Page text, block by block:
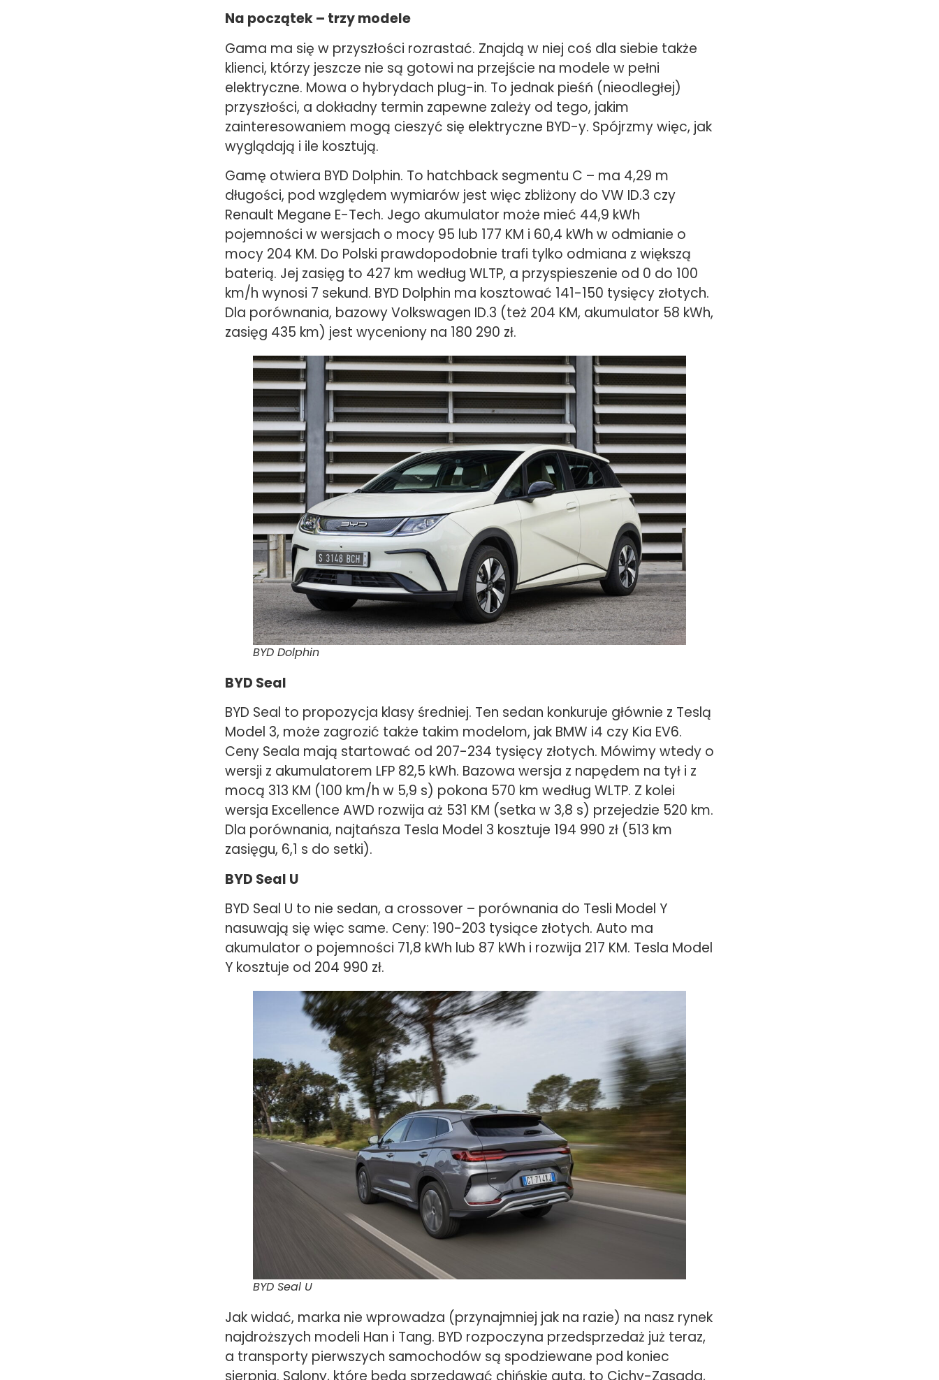
Na początek – trzy modele
Gama ma się w przyszłości rozrastać. Znajdą w niej coś dla siebie także
klienci, którzy jeszcze nie są gotowi na przejście na modele w pełni
elektryczne. Mowa o hybrydach plug-in. To jednak pieśń (nieodległej)
przyszłości, a dokładny termin zapewne zależy od tego, jakim
zainteresowaniem mogą cieszyć się elektryczne BYD-y. Spójrzmy więc, jak
wyglądają i ile kosztują.
Gamę otwiera BYD Dolphin. To hatchback segmentu C – ma 4,29 m
długości, pod względem wymiarów jest więc zbliżony do VW ID.3 czy
Renault Megane E-Tech. Jego akumulator może mieć 44,9 kWh
pojemności w wersjach o mocy 95 lub 177 KM i 60,4 kWh w odmianie o
mocy 204 KM. Do Polski prawdopodobnie trafi tylko odmiana z większą
baterią. Jej zasięg to 427 km według WLTP, a przyspieszenie od 0 do 100
km/h wynosi 7 sekund. BYD Dolphin ma kosztować 141-150 tysięcy złotych.
Dla porównania, bazowy Volkswagen ID.3 (też 204 KM, akumulator 58 kWh,
zasięg 435 km) jest wyceniony na 180 290 zł.
BYD Dolphin
BYD Seal
BYD Seal to propozycja klasy średniej. Ten sedan konkuruje głównie z Teslą
Model 3, może zagrozić także takim modelom, jak BMW i4 czy Kia EV6.
Ceny Seala mają startować od 207-234 tysięcy złotych. Mówimy wtedy o
wersji z akumulatorem LFP 82,5 kWh. Bazowa wersja z napędem na tył i z
mocą 313 KM (100 km/h w 5,9 s) pokona 570 km według WLTP. Z kolei
wersja Excellence AWD rozwija aż 531 KM (setka w 3,8 s) przejedzie 520 km.
Dla porównania, najtańsza Tesla Model 3 kosztuje 194 990 zł (513 km
zasięgu, 6,1 s do setki).
BYD Seal U
BYD Seal U to nie sedan, a crossover – porównania do Tesli Model Y
nasuwają się więc same. Ceny: 190-203 tysiące złotych. Auto ma
akumulator o pojemności 71,8 kWh lub 87 kWh i rozwija 217 KM. Tesla Model
Y kosztuje od 204 990 zł.
BYD Seal U
Jak widać, marka nie wprowadza (przynajmniej jak na razie) na nasz rynek
najdroższych modeli Han i Tang. BYD rozpoczyna przedsprzedaż już teraz,
a transporty pierwszych samochodów są spodziewane pod koniec